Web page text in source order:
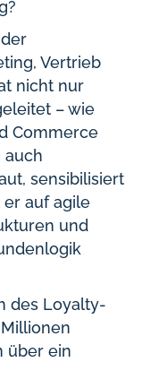
Vertrieb
nicht nur
– wie
Commerce
auch
sensibilisiert
auf agile
und
des Loyalty-
über ein